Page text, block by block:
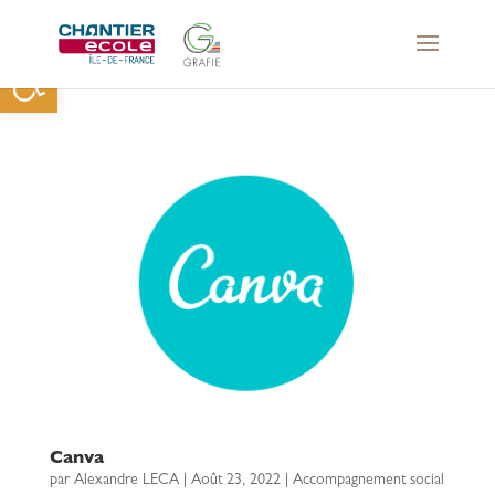
Ouvrir la barre d’outils
Canva
par Alexandre LECA| Août 23, 2022| Accompagnement social